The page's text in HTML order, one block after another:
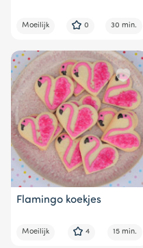
Moeilijk 0 30 min.
Flamingo koekjes
Moeilijk 4 15 min.